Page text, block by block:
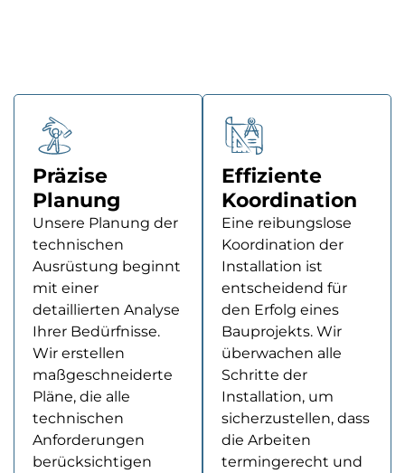
Präzise
Planung
Unsere Planung der
technischen
Ausrüstung beginnt
mit einer
detaillierten Analyse
Ihrer Bedürfnisse.
Wir erstellen
maßgeschneiderte
Pläne, die alle
technischen
Anforderungen
berücksichtigen
Effiziente
Koordination
Eine reibungslose
Koordination der
Installation ist
entscheidend für
den Erfolg eines
Bauprojekts. Wir
überwachen alle
Schritte der
Installation, um
sicherzustellen, dass
die Arbeiten
termingerecht und